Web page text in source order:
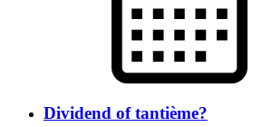
Dividend of tantième?